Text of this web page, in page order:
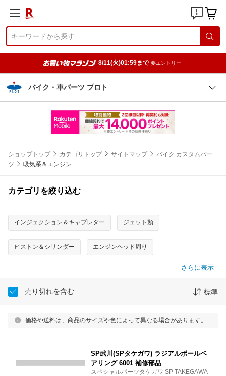
8/11(火)01:59まで 要エントリー
バイク・車パーツ プロト
ショップトップ カテゴリトップ サイトマップ
バイク カスタムパー
ツ
吸気系＆エンジン
カテゴリを絞り込む
インジェクション＆キャブレター ジェット類
ピストン＆シリンダー エンジンヘッド周り
さらに表示
売り切れを含む 標準
価格や送料は、商品のサイズや色によって異なる場合があります。
SP武川(SPタケガワ) ラジアルボールベ
アリング 6001 補修部品
スペシャルパーツタケガワ SP TAKEGAWA